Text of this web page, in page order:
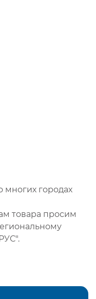
многих городах
товара просим